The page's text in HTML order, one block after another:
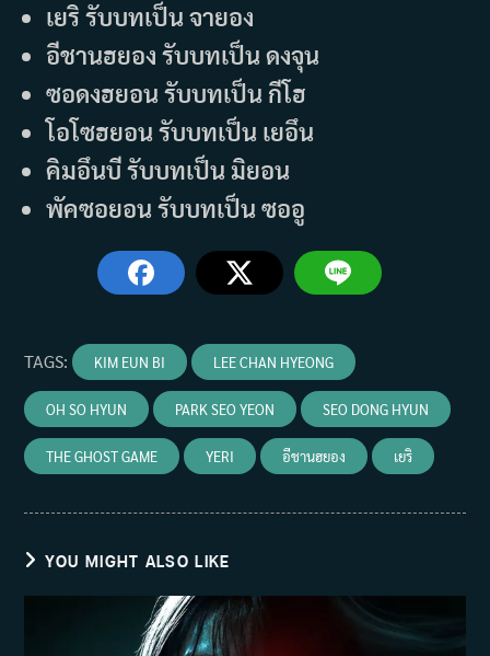
เยริ รับบทเป็น จายอง
อีชานฮยอง รับบทเป็น ดงจุน
ซอดงฮยอน รับบทเป็น กีโฮ
โอโซฮยอน รับบทเป็น เยอึน
คิมอึนบี รับบทเป็น มิยอน
พัคซอยอน รับบทเป็น ซออู
TAGS: KIM EUN BI LEE CHAN HYEONG
OH SO HYUN PARK SEO YEON SEO DONG HYUN
THE GHOST GAME YERI อีชานฮยอง เยริ
YOU MIGHT ALSO LIKE